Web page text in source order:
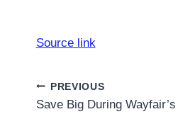
Source link
Post
PREVIOUS
Save Big During